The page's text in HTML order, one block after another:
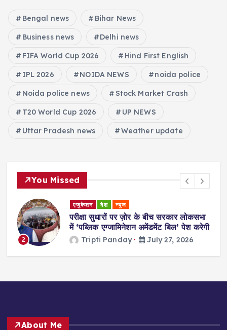
Bengal news Bihar News
Business news Delhi news
FIFA World Cup 2026 Hind First English
IPL 2026 NOIDA NEWS noida police
Noida police news Stock Market Crash
T20 World Cup 2026 UP NEWS
Uttar Pradesh news Weather update
You Missed
2
एजुकेशन देश न्यूज
परीक्षा सुधारों पर ज़ोर के बीच सरकार लोकसभा
में ‘पब्लिक एग्जामिनेशन अमेंडमेंट बिल’ पेश करेगी
Tripti Panday July 27, 2026
About Me